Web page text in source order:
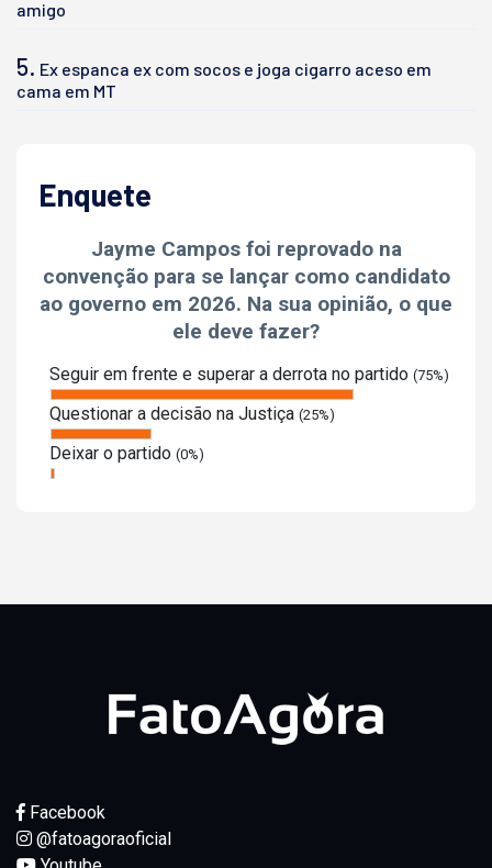
amigo
5. Ex espanca ex com socos e joga cigarro aceso em
cama em MT
Enquete
Jayme Campos foi reprovado na
convenção para se lançar como candidato
ao governo em 2026. Na sua opinião, o que
ele deve fazer?
Seguir em frente e superar a derrota no partido (75%)
Questionar a decisão na Justiça (25%)
Deixar o partido (0%)
Facebook
@fatoagoraoficial